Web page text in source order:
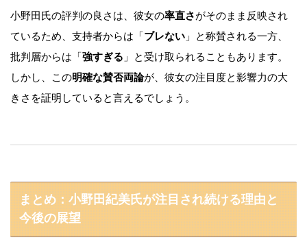
小野田氏の評判の良さは、彼女の率直さがそのまま反映され
ているため、支持者からは「ブレない 」と称賛される一方、
批判層からは「強すぎる 」と受け取られることもあります。
しかし、この明確な賛否両論が、彼女の注目度と影響力の大
きさを証明していると言えるでしょう。
まとめ：小野田紀美氏が注目され続ける理由と
今後の展望